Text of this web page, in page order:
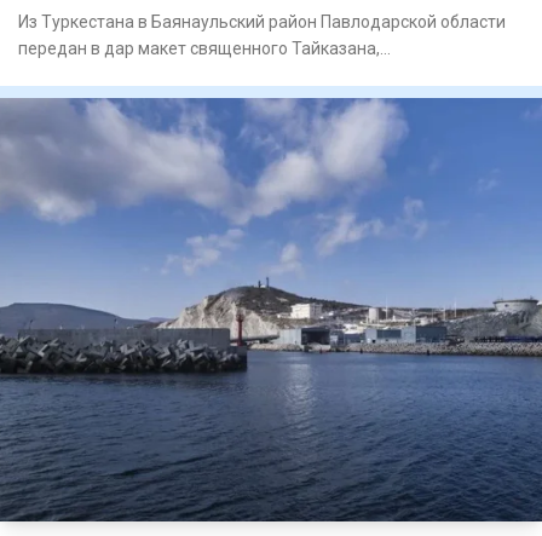
Из Туркестана в Баянаульский район Павлодарской области
передан в дар макет священного Тайказана,